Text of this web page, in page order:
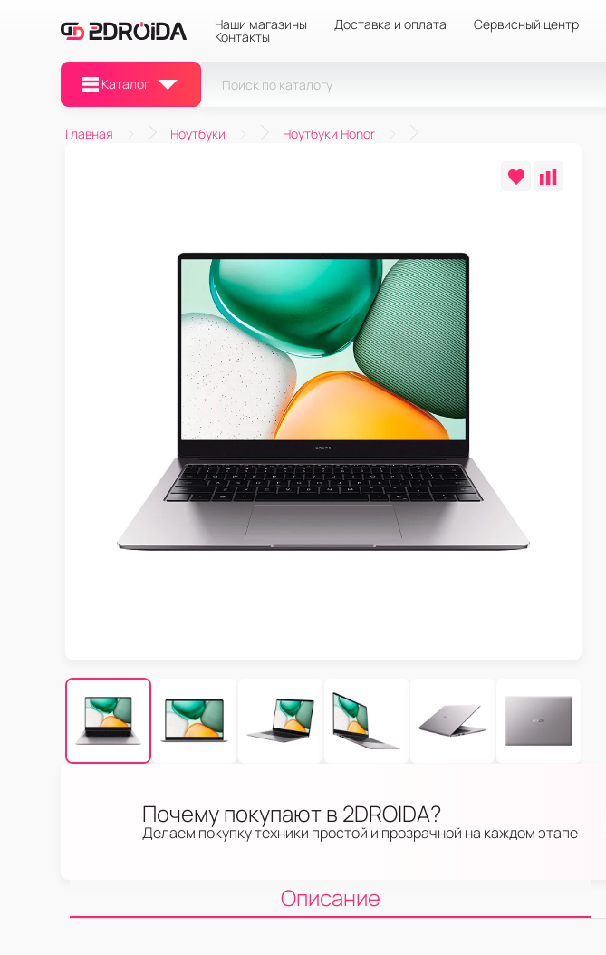
Наши магазины Доставка и оплата Сервисный центр
Контакты
Каталог
Главная Ноутбуки Ноутбуки Honor
Почему покупают в 2DROIDA?
Делаем покупку техники простой и прозрачной на каждом этапе
Описание